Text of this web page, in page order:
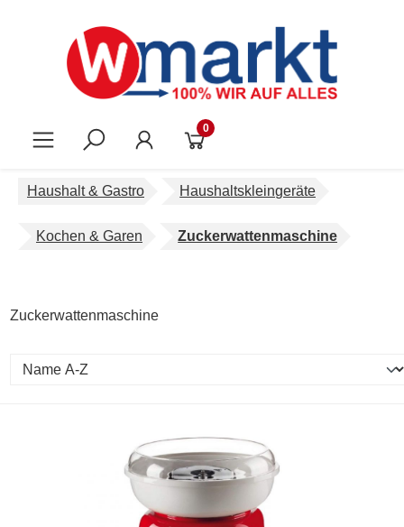
0
Haushalt & Gastro Haushaltskleingeräte
Kochen & Garen Zuckerwattenmaschine
Zuckerwattenmaschine